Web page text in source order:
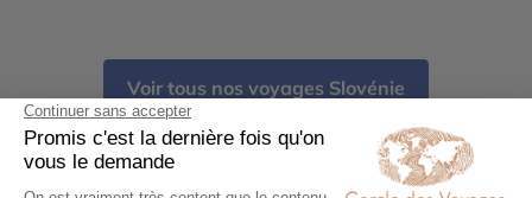
Voir tous nos voyages Slovénie